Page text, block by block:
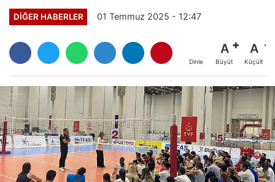
DIĞER HABERLER 01 Temmuz 2025 - 12:47
Dinle
A
Büyüt
A
Küçült